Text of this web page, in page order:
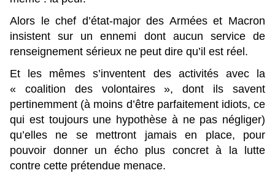
Alors le chef d’état-major des Armées et Macron
insistent sur un ennemi dont aucun service de
renseignement sérieux ne peut dire qu’il est réel.
Et les mêmes s’inventent des activités avec la
« coalition des volontaires », dont ils savent
pertinemment (à moins d’être parfaitement idiots, ce
qui est toujours une hypothèse à ne pas négliger)
qu’elles ne se mettront jamais en place, pour
pouvoir donner un écho plus concret à la lutte
contre cette prétendue menace.